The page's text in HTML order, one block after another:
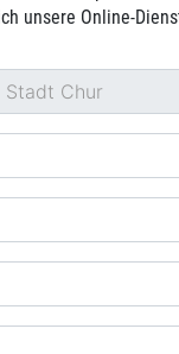
unsere Online-